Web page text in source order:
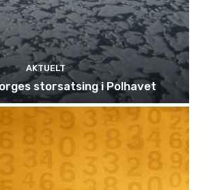
AKTUELT
storsatsing i Polhavet